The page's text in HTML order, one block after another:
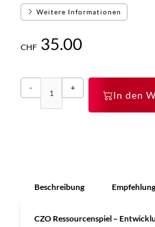
Weitere Informationen
CHF 35.00
- +
In den
Beschreibung
CZO Ressourcenspiel –